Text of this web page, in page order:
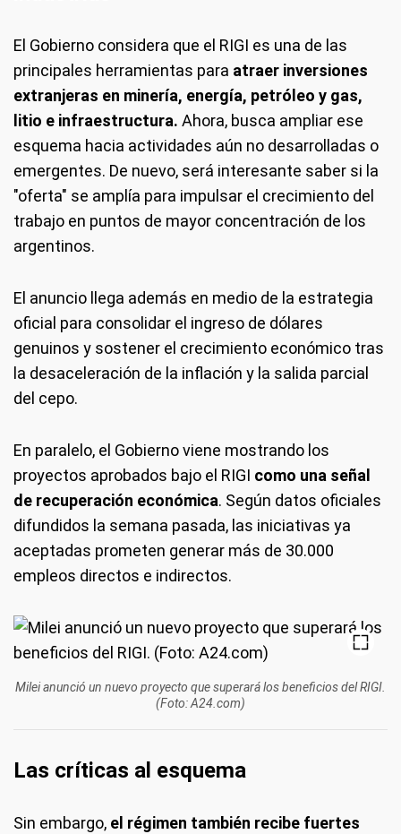
El Gobierno considera que el RIGI es una de las
principales herramientas para atraer inversiones
extranjeras en minería, energía, petróleo y gas,
litio e infraestructura. Ahora, busca ampliar ese
esquema hacia actividades aún no desarrolladas o
emergentes. De nuevo, será interesante saber si la
"oferta" se amplía para impulsar el crecimiento del
trabajo en puntos de mayor concentración de los
argentinos.
El anuncio llega además en medio de la estrategia
oficial para consolidar el ingreso de dólares
genuinos y sostener el crecimiento económico tras
la desaceleración de la inflación y la salida parcial
del cepo.
En paralelo, el Gobierno viene mostrando los
proyectos aprobados bajo el RIGI como una señal
de recuperación económica. Según datos oficiales
difundidos la semana pasada, las iniciativas ya
aceptadas prometen generar más de 30.000
empleos directos e indirectos.
Milei anunció un nuevo proyecto que superará los beneficios del RIGI.
(Foto: A24.com)
Las críticas al esquema
Sin embargo, el régimen también recibe fuertes